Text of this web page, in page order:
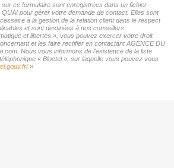
ce formulaire sont enregistrées dans un fichier
pour gérer votre demande de contact. Elles sont
à la gestion de la relation client dans le respect
et sont destinées à nos conseillers
et libertés », vous pouvez exercer votre droit
et les faire rectifier en contactant AGENCE DU
Nous vous informons de l'existence de la liste
« Bloctel », sur laquelle vous pouvez vous
»